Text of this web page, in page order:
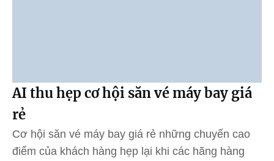
AI thu hẹp cơ hội săn vé máy bay giá
rẻ
Cơ hội săn vé máy bay giá rẻ những chuyến cao
điểm của khách hàng hẹp lại khi các hãng hàng